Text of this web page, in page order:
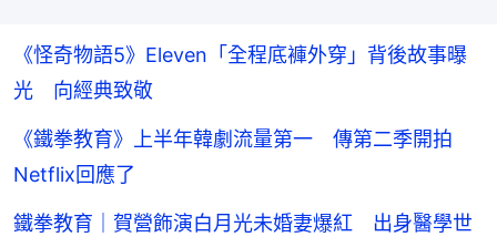
《怪奇物語5》Eleven「全程底褲外穿」背後故事曝
光 向經典致敬
《鐵拳教育》上半年韓劇流量第一 傳第二季開拍
Netflix回應了
鐵拳教育｜賀營飾演白月光未婚妻爆紅 出身醫學世